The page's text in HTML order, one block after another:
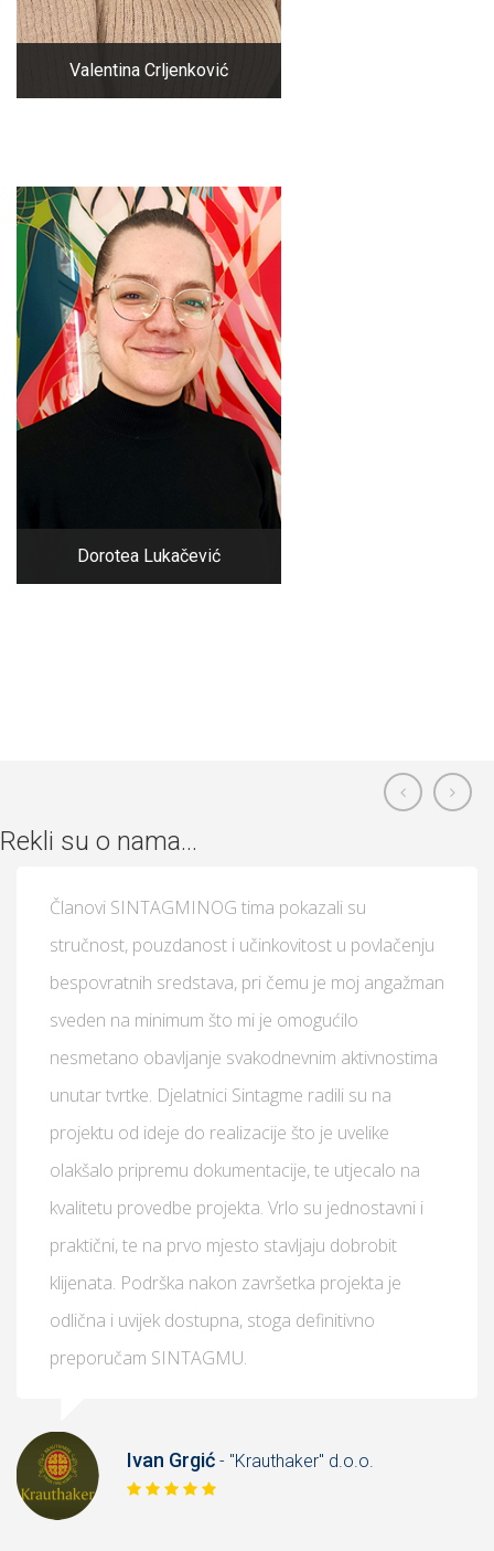
Valentina Crljenković
Dorotea Lukačević
Rekli su o nama...
Članovi SINTAGMINOG tima pokazali su
stručnost, pouzdanost i učinkovitost u povlačenju
bespovratnih sredstava, pri čemu je moj angažman
sveden na minimum što mi je omogućilo
nesmetano obavljanje svakodnevnim aktivnostima
unutar tvrtke. Djelatnici Sintagme radili su na
projektu od ideje do realizacije što je uvelike
olakšalo pripremu dokumentacije, te utjecalo na
kvalitetu provedbe projekta. Vrlo su jednostavni i
praktični, te na prvo mjesto stavljaju dobrobit
klijenata. Podrška nakon završetka projekta je
odlična i uvijek dostupna, stoga definitivno
preporučam SINTAGMU.
Ivan Grgić - "Krauthaker" d.o.o.